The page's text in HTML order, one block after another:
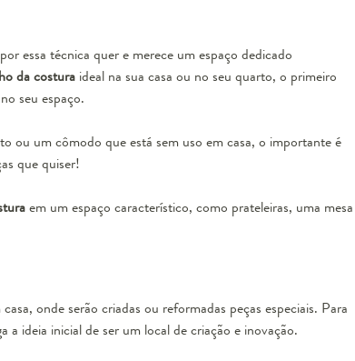
essa técnica quer e merece um espaço dedicado
da costuraideal na sua casa ou no seu quarto, o primeiro
seu espaço.
ou um cômodo que está sem uso em casa, o importante é
que quiser!
em um espaço característico, como prateleiras, uma mesa
, onde serão criadas ou reformadas peças especiais. Para
a ideia inicial de ser um local de criação e inovação.